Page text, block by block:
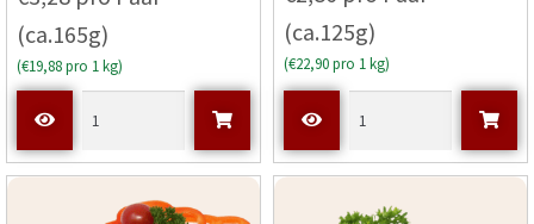
(ca.165g)
(€19,88 pro 1 kg)
von 5
(ca.125g)
(€22,90 pro 1 kg)